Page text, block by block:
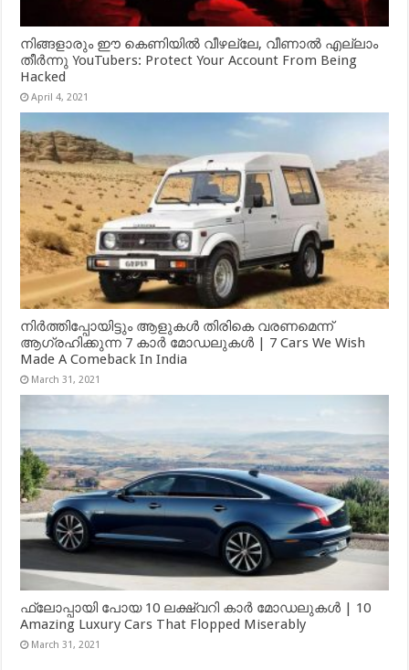
നിങ്ങളാരും ഈ കെണിയിൽ വീഴല്ലേ, വീണാൽ എല്ലാം
തീർന്നു YouTubers: Protect Your Account From Being
Hacked
April 4, 2021
നിർത്തിപ്പോയിട്ടും ആളുകൾ തിരികെ വരണമെന്ന്
ആഗ്രഹിക്കുന്ന 7 കാർ മോഡലുകൾ | 7 Cars We Wish
Made A Comeback In India
March 31, 2021
ഫ്ലോപ്പായി പോയ 10 ലക്ഷ്വറി കാർ മോഡലുകൾ | 10
Amazing Luxury Cars That Flopped Miserably
March 31, 2021